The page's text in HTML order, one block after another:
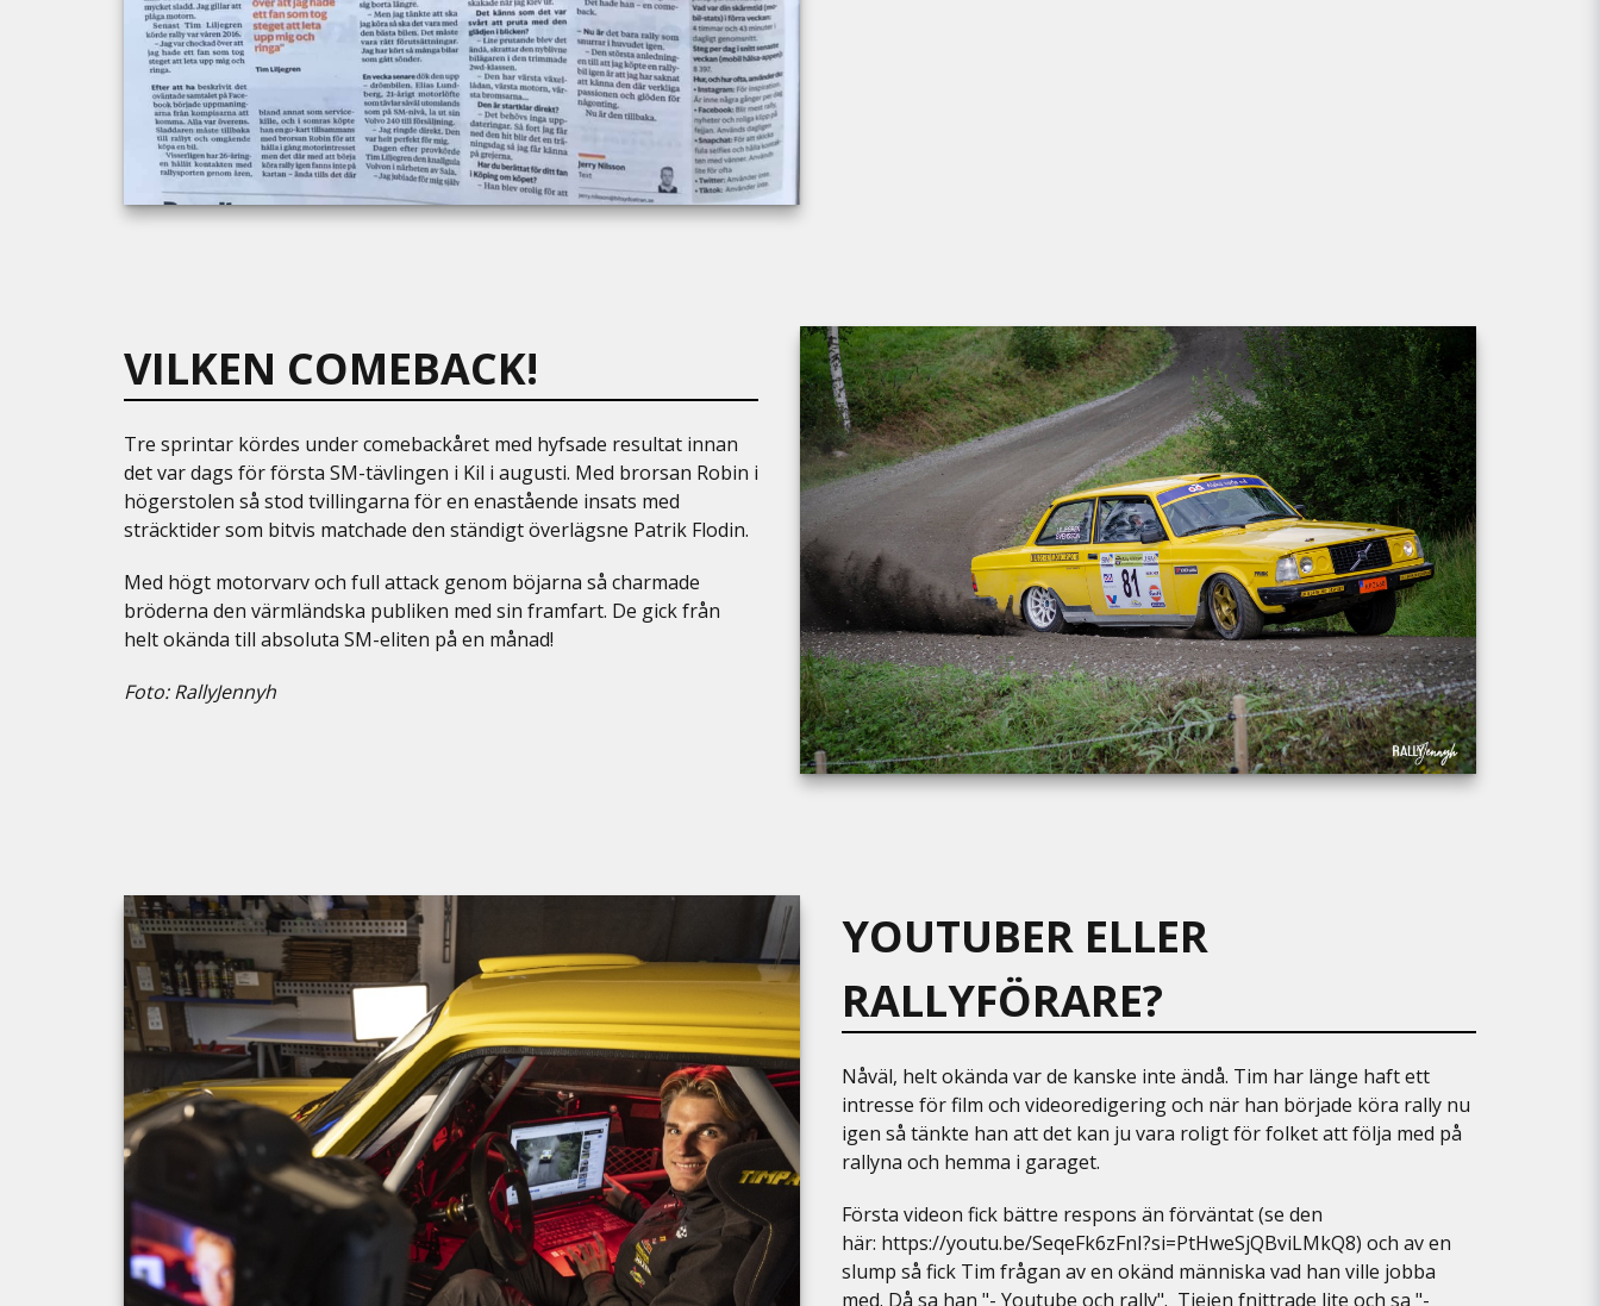
VILKEN COMEBACK!
Tre sprintar kördes under comebackåret med hyfsade resultat innan
det var dags för första SM-tävlingen i Kil i augusti. Med brorsan Robin i
högerstolen så stod tvillingarna för en enastående insats med
sträcktider som bitvis matchade den ständigt överlägsne Patrik Flodin.
Med högt motorvarv och full attack genom böjarna så charmade
bröderna den värmländska publiken med sin framfart. De gick från
helt okända till absoluta SM-eliten på en månad!
Foto: RallyJennyh
YOUTUBER ELLER
RALLYFÖRARE?
Nåväl, helt okända var de kanske inte ändå. Tim har länge haft ett
intresse för film och videoredigering och när han började köra rally nu
igen så tänkte han att det kan ju vara roligt för folket att följa med på
rallyna och hemma i garaget.
Första videon fick bättre respons än förväntat (se den
här: https://youtu.be/SeqeFk6zFnI?si=PtHweSjQBviLMkQ8) och av en
slump så fick Tim frågan av en okänd människa vad han ville jobba
med. Då sa han "- Youtube och rally". Tjejen fnittrade lite och sa "-